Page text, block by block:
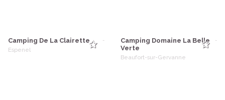
-
Camping De La Clairette
Espenel
-
Camping Domaine La Belle
Verte
Beaufort-sur-Gervanne